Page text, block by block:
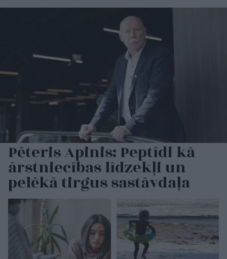
Pēteris Apinis: Peptīdi kā
ārstniecības līdzekļi un
pelēkā tirgus sastāvdaļa